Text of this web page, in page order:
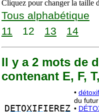
Cliquez pour changer la taille
Tous alphabétique
11
12 13 14
Il y a 2 mots de
contenant E, F,
D ETOXI FIEREZ
•
du
•